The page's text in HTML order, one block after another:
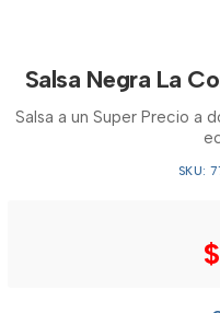
Salsa Negra La
Salsa a un Super Precio a
SKU: